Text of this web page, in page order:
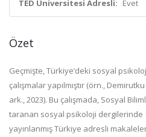
TED Üniversitesi Adresli: Evet
Özet
Geçmişte, Türkiye’deki sosyal
çalışmalar yapılmıştır (örn.,
ark., 2023). Bu çalışmada, Sosyal
taranan sosyal psikoloji dergilerinde
yayınlanmış Türkiye adresli